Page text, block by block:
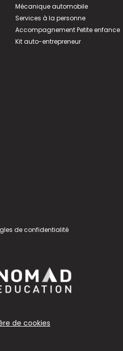
Mécanique automobile
Services à la personne
Accompagnement Petite enfance
Kit auto-entrepreneur
de confidentialité
de cookies